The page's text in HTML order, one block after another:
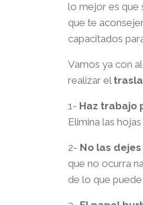
lo mejor es que
que te
capacitados
Vamos ya con
realizar el
1- Haz trabajo
Elimina las
2- No las
que no ocurra
de lo que